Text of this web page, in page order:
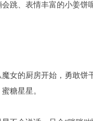
跳、表情丰富的小姜饼
魔女的厨房开始，勇敢
糖星星。